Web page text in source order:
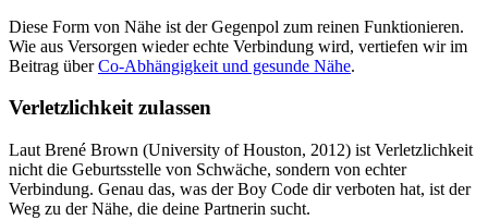
Diese Form von Nähe ist der Gegenpol zum reinen Funktionieren.
Wie aus Versorgen wieder echte Verbindung wird, vertiefen wir im
Beitrag überCo-Abhängigkeit und gesunde Nähe.
Verletzlichkeit zulassen
Laut Brené Brown (University of Houston, 2012) ist Verletzlichkeit
nicht die Geburtsstelle von Schwäche, sondern von echter
Verbindung. Genau das, was der Boy Code dir verboten hat, ist der
Weg zu der Nähe, die deine Partnerin sucht.